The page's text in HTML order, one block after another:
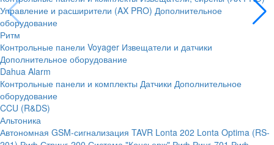
Управление и расширители (AX PRO) Дополнительное
оборудование
Ритм
Контрольные панели Voyager Извещатели и датчики
Дополнительное оборудование
Dahua Alarm
Контрольные панели и комплекты Датчики Дополнительное
оборудование
CCU (R&DS)
Альтоника
Автономная GSM-сигнализация TAVR Lonta 202 Lonta Optima (RS-